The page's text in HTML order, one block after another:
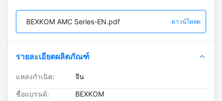
BEXKOM AMC Series-EN.pdf ดาวน์โหลด
รายละเอียดผลิตภัณฑ์
แหล่งกำเนิด: จีน
ชื่อแบรนด์: BEXKOM